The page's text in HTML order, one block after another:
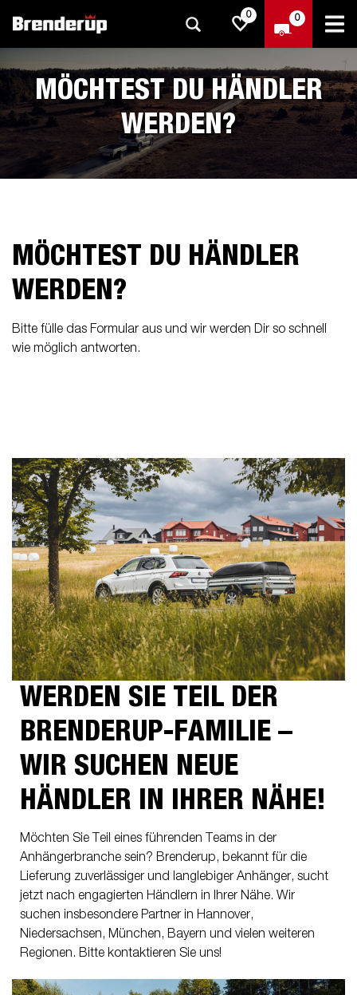
0 0
MÖCHTEST DU HÄNDLER
WERDEN?
MÖCHTEST DU HÄNDLER
WERDEN?
Bitte fülle das Formular aus und wir werden Dir so schnell
wie möglich antworten.
WERDEN SIE TEIL DER
BRENDERUP-FAMILIE –
WIR SUCHEN NEUE
HÄNDLER IN IHRER NÄHE!
Möchten Sie Teil eines führenden Teams in der
Anhängerbranche sein? Brenderup, bekannt für die
Lieferung zuverlässiger und langlebiger Anhänger, sucht
jetzt nach engagierten Händlern in Ihrer Nähe. Wir
suchen insbesondere Partner in Hannover,
Niedersachsen, München, Bayern und vielen weiteren
Regionen. Bitte kontaktieren Sie uns!